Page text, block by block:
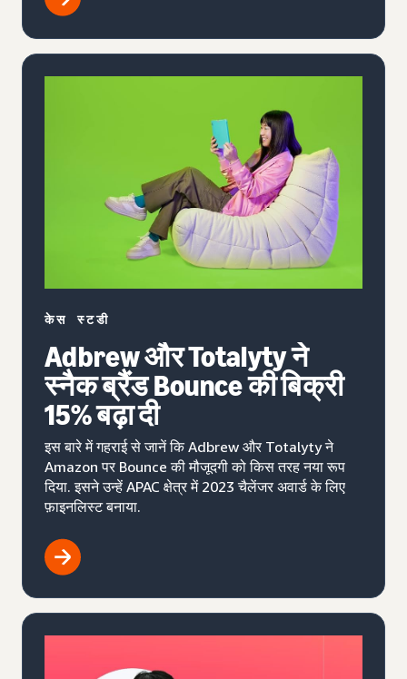
केस स्टडी
Adbrew और Totalyty ने
स्नैक ब्रैंड Bounce की बिक्री
15% बढ़ा दी
इस बारे में गहराई से जानें कि Adbrew और Totalyty ने
Amazon पर Bounce की मौजूदगी को किस तरह नया रूप
दिया. इसने उन्हें APAC क्षेत्र में 2023 चैलेंजर अवार्ड के लिए
फ़ाइनलिस्ट बनाया.